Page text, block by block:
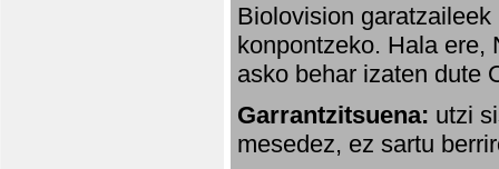
Biolovision
konpontzeko. Hala ere,
asko behar izaten dute
Garrantzitsuena: utzi
mesedez, ez sartu